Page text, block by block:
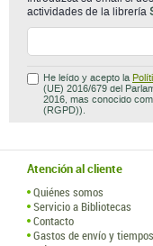
actividades de la librería
He leído y acepto la
(UE) 2016/679 del
2016, mas conocido
(RGPD)).
Atención al cliente
Quiénes somos
Servicio a Bibliotecas
Contacto
Gastos de envío y